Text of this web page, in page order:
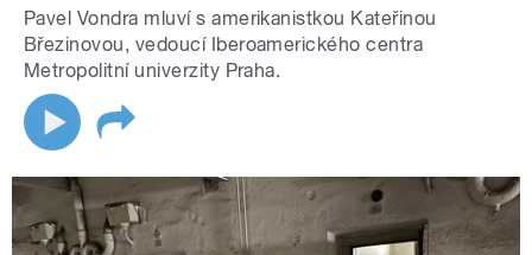
Pavel Vondra mluví s amerikanistkou Kateřinou
Březinovou, vedoucí Iberoamerického centra
Metropolitní univerzity Praha.